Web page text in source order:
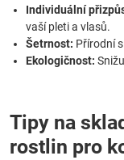
Individuální
vaší pleti a vlasů.
Šetrnost: Přírodní
Ekologičnost:
Tipy na
rostlin pro